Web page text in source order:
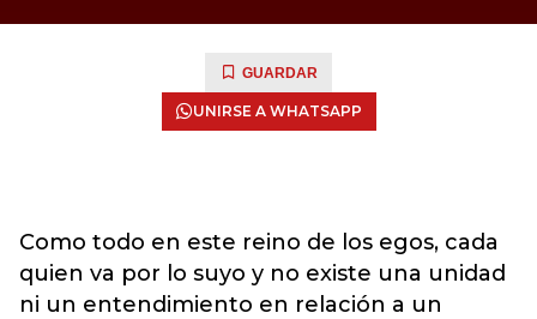
GUARDAR
UNIRSE A WHATSAPP
Como todo en este reino de los egos, cada
quien va por lo suyo y no existe una unidad
ni un entendimiento en relación a un